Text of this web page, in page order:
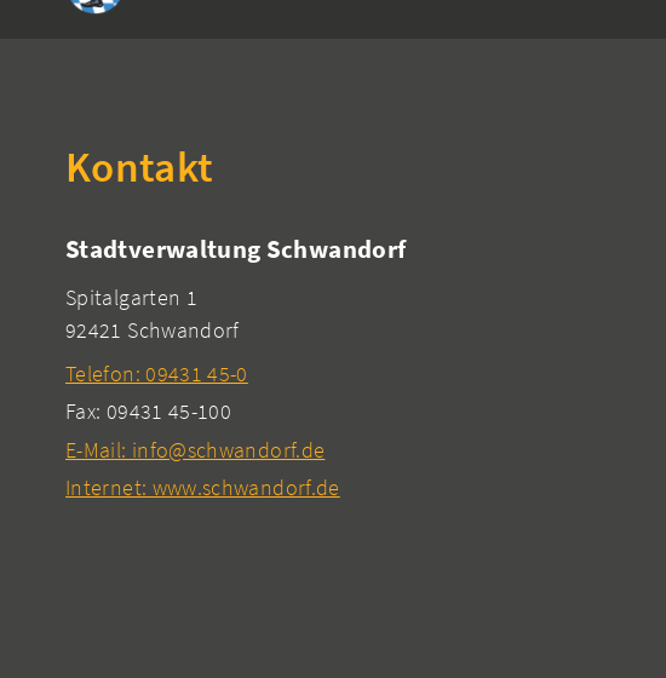
Kontakt
Stadtverwaltung Schwandorf
Spitalgarten 1
92421 Schwandorf
Telefon: 09431 45-0
Fax: 09431 45-100
E-Mail: info@schwandorf.de
Internet: www.schwandorf.de